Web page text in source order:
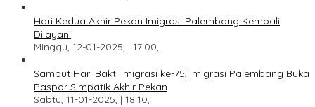
Hari Kedua Akhir Pekan Imigrasi Palembang Kembali
Dilayani
Minggu, 12-01-2025, | 17:00,
Sambut Hari Bakti Imigrasi ke-75, Imigrasi Palembang Buka
Paspor Simpatik Akhir Pekan
Sabtu, 11-01-2025, | 18:10,